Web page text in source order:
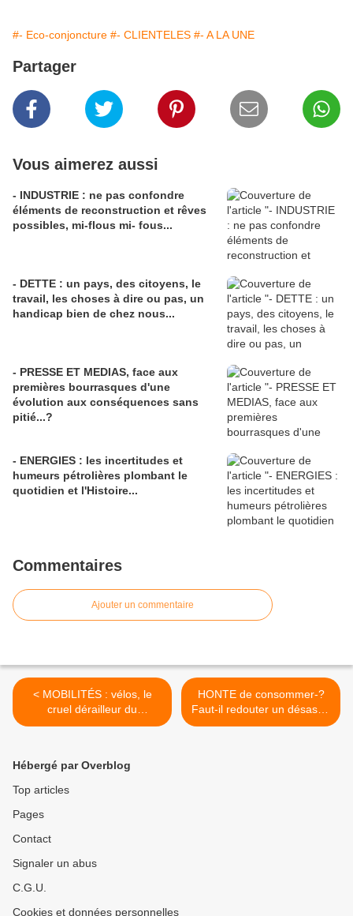
#- Eco-conjoncture #- CLIENTELES #- A LA UNE
Partager
Vous aimerez aussi
- INDUSTRIE : ne pas confondre
éléments de reconstruction et rêves
possibles, mi-flous mi- fous...
- DETTE : un pays, des citoyens, le
travail, les choses à dire ou pas, un
handicap bien de chez nous...
- PRESSE ET MEDIAS, face aux
premières bourrasques d'une
évolution aux conséquences sans
pitié...?
- ENERGIES : les incertitudes et
humeurs pétrolières plombant le
quotidien et l'Histoire...
Commentaires
Ajouter un commentaire
< MOBILITÉS : vélos, le
cruel dérailleur du
vocabulaire fait perdre de
HONTE de consommer-?
Faut-il redouter un désastre
dans des tendances
Hébergé par Overblog
Top articles
Pages
Contact
Signaler un abus
C.G.U.
Cookies et données personnelles